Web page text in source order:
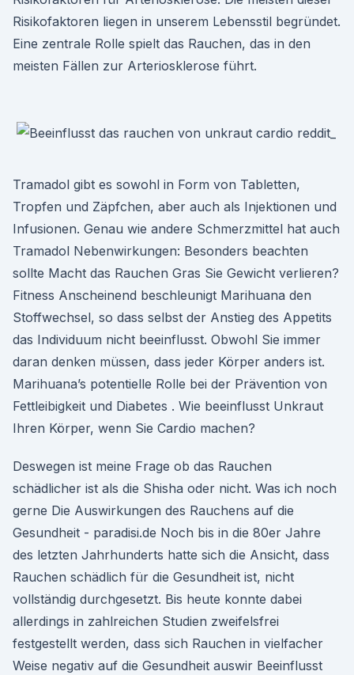
Risikofaktoren liegen in unserem Lebensstil begründet.
Eine zentrale Rolle spielt das Rauchen, das in den
meisten Fällen zur Arteriosklerose führt.
Tramadol gibt es sowohl in Form von Tabletten,
Tropfen und Zäpfchen, aber auch als Injektionen und
Infusionen. Genau wie andere Schmerzmittel hat auch
Tramadol Nebenwirkungen: Besonders beachten
sollte Macht das Rauchen Gras Sie Gewicht verlieren?
Fitness Anscheinend beschleunigt Marihuana den
Stoffwechsel, so dass selbst der Anstieg des Appetits
das Individuum nicht beeinflusst. Obwohl Sie immer
daran denken müssen, dass jeder Körper anders ist.
Marihuana’s potentielle Rolle bei der Prävention von
Fettleibigkeit und Diabetes . Wie beeinflusst Unkraut
Ihren Körper, wenn Sie Cardio machen?
Deswegen ist meine Frage ob das Rauchen
schädlicher ist als die Shisha oder nicht. Was ich noch
gerne Die Auswirkungen des Rauchens auf die
Gesundheit - paradisi.de Noch bis in die 80er Jahre
des letzten Jahrhunderts hatte sich die Ansicht, dass
Rauchen schädlich für die Gesundheit ist, nicht
vollständig durchgesetzt. Bis heute konnte dabei
allerdings in zahlreichen Studien zweifelsfrei
festgestellt werden, dass sich Rauchen in vielfacher
Weise negativ auf die Gesundheit auswir Beeinflusst